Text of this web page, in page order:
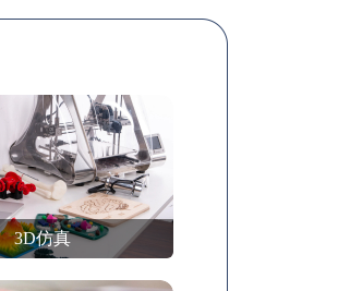
3D仿真